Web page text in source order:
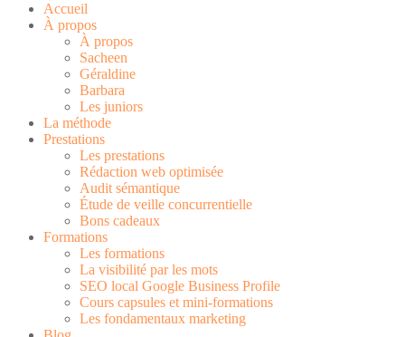
Accueil
À propos
À propos
Sacheen
Géraldine
Barbara
Les juniors
La méthode
Prestations
Les prestations
Rédaction web optimisée
Audit sémantique
Étude de veille concurrentielle
Bons cadeaux
Formations
Les formations
La visibilité par les mots
SEO local Google Business Profile
Cours capsules et mini-formations
Les fondamentaux marketing